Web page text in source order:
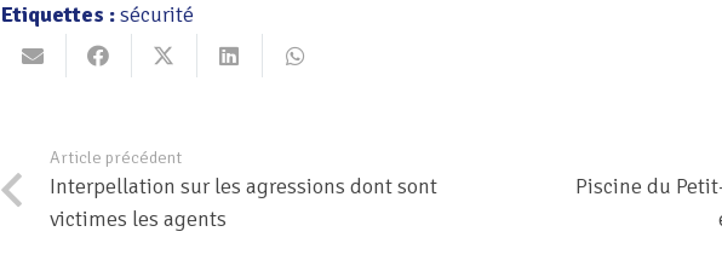
Etiquettes :sécurité
Article précédent
Interpellation sur les agressions dont sont
victimes les agents
Piscine du